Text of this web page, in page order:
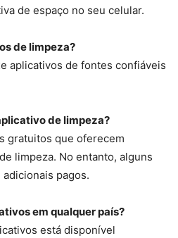
de espaço no seu celular.
de limpeza?
aplicativos de fontes confiáveis
de limpeza?
gratuitos que oferecem
limpeza. No entanto, alguns
pagos.
em qualquer país?
está disponível